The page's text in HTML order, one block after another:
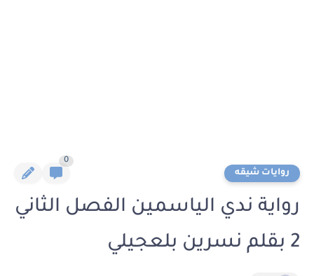
روايات شيقه
0
رواية ندي الياسمين الفصل الثاني
2 بقلم نسرين بلعجيلي